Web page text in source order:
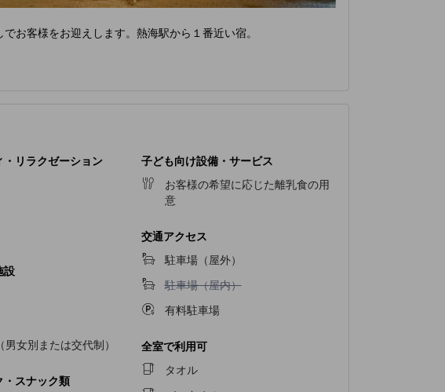
お客様をお迎えします。熱海駅から１番近い宿。
・リラクゼーション
設
男女別または交代制）
スナック類
子ども向け設備・サービス
お客様の希望に応じた離乳食の用
意
交通アクセス
駐車場（屋外）
駐車場（屋内）不可
駐車場（屋内）
有料駐車場
全室で利用可
タオル